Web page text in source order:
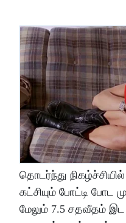
தொடர்ந்து
கட்சியும் போட்டி போட
மேலும் 7.5 சதவீதம்